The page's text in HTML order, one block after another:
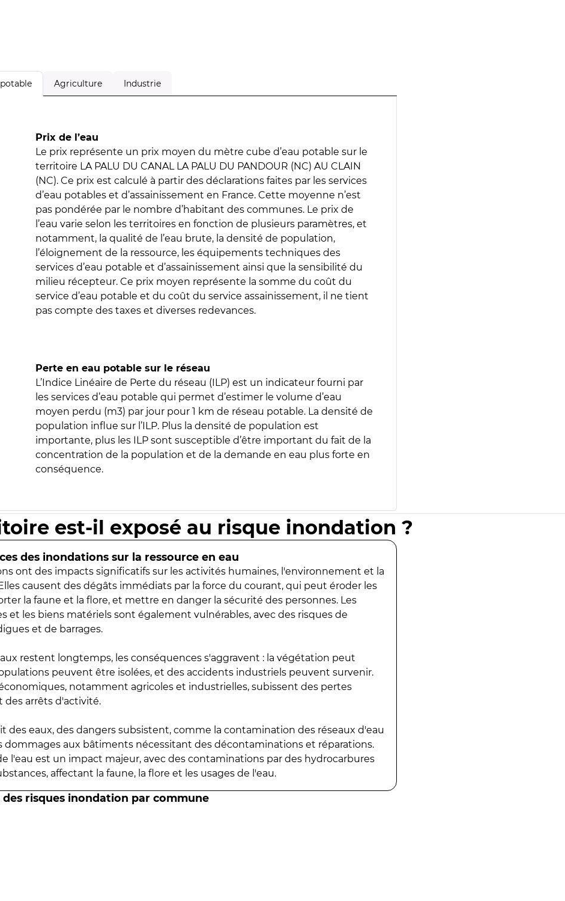
Agriculture Industrie
Prix de l’eau
Le prix représente un prix moyen du mètre cube d’eau potable sur le
territoire LA PALU DU CANAL LA PALU DU PANDOUR (NC) AU CLAIN
(NC). Ce prix est calculé à partir des déclarations faites par les services
d’eau potables et d’assainissement en France. Cette moyenne n’est
pas pondérée par le nombre d’habitant des communes. Le prix de
l’eau varie selon les territoires en fonction de plusieurs paramètres, et
notamment, la qualité de l’eau brute, la densité de population,
l’éloignement de la ressource, les équipements techniques des
services d’eau potable et d’assainissement ainsi que la sensibilité du
milieu récepteur. Ce prix moyen représente la somme du coût du
service d’eau potable et du coût du service assainissement, il ne tient
pas compte des taxes et diverses redevances.
Perte en eau potable sur le réseau
L’Indice Linéaire de Perte du réseau (ILP) est un indicateur fourni par
les services d’eau potable qui permet d’estimer le volume d’eau
moyen perdu (m3) par jour pour 1 km de réseau potable. La densité de
population influe sur l’ILP. Plus la densité de population est
importante, plus les ILP sont susceptible d’être important du fait de la
concentration de la population et de la demande en eau plus forte en
conséquence.
est-il exposé au risque inondation ?
des inondations sur la ressource en eau
ont des impacts significatifs sur les activités humaines, l'environnement et la
causent des dégâts immédiats par la force du courant, qui peut éroder les
la faune et la flore, et mettre en danger la sécurité des personnes. Les
et les biens matériels sont également vulnérables, avec des risques de
et de barrages.
restent longtemps, les conséquences s'aggravent : la végétation peut
peuvent être isolées, et des accidents industriels peuvent survenir.
notamment agricoles et industrielles, subissent des pertes
des arrêts d'activité.
des eaux, des dangers subsistent, comme la contamination des réseaux d'eau
dommages aux bâtiments nécessitant des décontaminations et réparations.
l'eau est un impact majeur, avec des contaminations par des hydrocarbures
affectant la faune, la flore et les usages de l'eau.
risques inondation par commune